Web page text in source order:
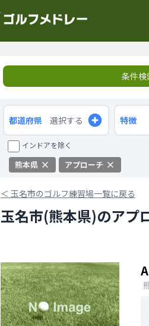
条件検
都道府県 選択する 特徴
インドアを除く
熊本県 アプローチ
＜ 玉名市のゴルフ練習場一覧に戻る
玉名市(熊本県)のアプ